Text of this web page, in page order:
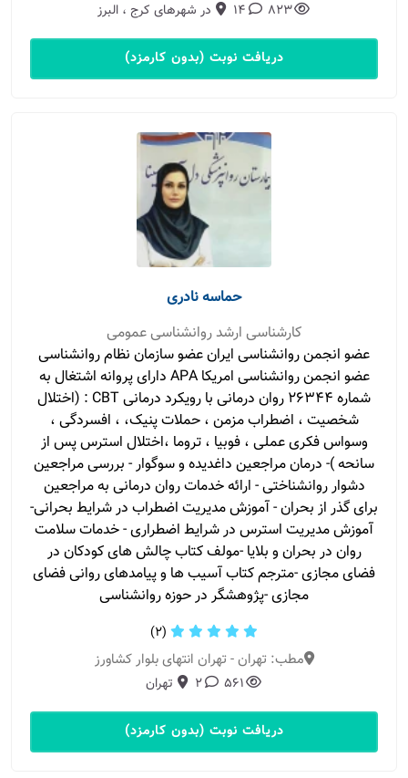
823
14 در شهرهای کرج ، البرز
دریافت نوبت (بدون کارمزد)
حماسه نادری
کارشناسی ارشد روانشناسی عمومی
عضو انجمن روانشناسی ایران عضو سازمان نظام روانشناسی
عضو انجمن روانشناسی امریکا APA دارای پروانه اشتغال به
شماره ۲۶۳۴۴ روان درمانی با رویکرد درمانی CBT : (اختلال
شخصیت ، اضطراب مزمن ، حملات پنیک، ، افسردگی ،
وسواس فکری عملی ، فوبیا ، تروما ،اختلال استرس پس از
سانحه )- درمان مراجعین داغدیده و سوگوار - بررسی مراجعین
دشوار روانشناختی - ارائه خدمات روان درمانی به مراجعین
برای گذر از بحران - آموزش مدیریت اضطراب در شرایط بحرانی-
آموزش مدیریت استرس در شرایط اضطراری - خدمات سلامت
روان در بحران و بلایا -مولف کتاب چالش های کودکان در
فضای مجازی -مترجم کتاب آسیب ها و پیامدهای روانی فضای
مجازی -پژوهشگر در حوزه روانشناسی
(2)
مطب: تهران - تهران انتهای بلوار کشاورز
561
2 تهران
دریافت نوبت (بدون کارمزد)